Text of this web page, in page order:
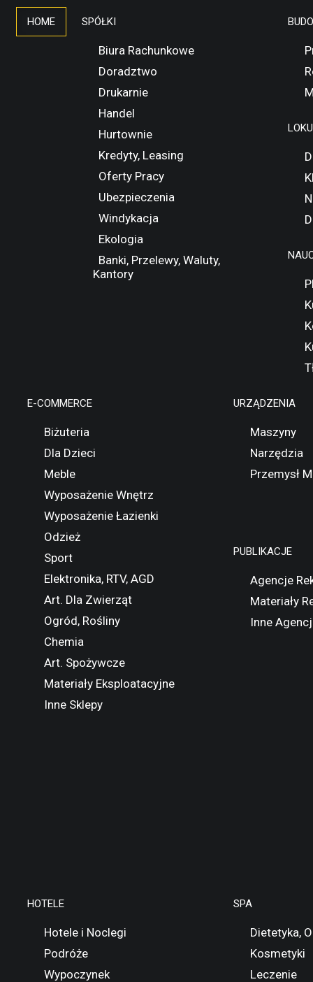
HOME SPÓŁKI
Biura Rachunkowe
Doradztwo
Drukarnie
Handel
Hurtownie
Kredyty, Leasing
Oferty Pracy
Ubezpieczenia
Windykacja
Ekologia
Banki, Przelewy, Waluty,
Kantory
E-COMMERCE
Biżuteria
Dla Dzieci
Meble
Wyposażenie Wnętrz
Wyposażenie Łazienki
Odzież
Sport
Elektronika, RTV, AGD
Art. Dla Zwierząt
Ogród, Rośliny
Chemia
Art. Spożywcze
Materiały Eksploatacyjne
Inne Sklepy
URZĄDZENIA
Maszyny
Narzędzia
Przemysł
PUBLIKACJE
Agencje
Materiały
Inne
HOTELE
Hotele i Noclegi
Podróże
Wypoczynek
SPA
Dietetyka,
Kosmetyki
Leczenie